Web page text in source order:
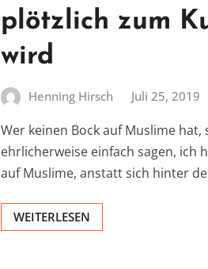
plötzlich zum
wird
Henning Hirsch Juli 25, 2019
Wer keinen Bock auf Muslime hat,
ehrlicherweise einfach sagen, ich
auf Muslime, anstatt sich hinter
WEITERLESEN